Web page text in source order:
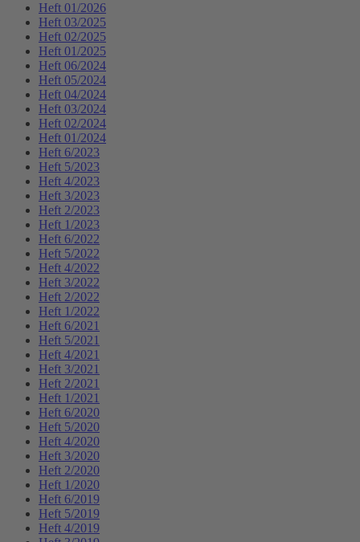
Heft 01/2026
Heft 03/2025
Heft 02/2025
Heft 01/2025
Heft 06/2024
Heft 05/2024
Heft 04/2024
Heft 03/2024
Heft 02/2024
Heft 01/2024
Heft 6/2023
Heft 5/2023
Heft 4/2023
Heft 3/2023
Heft 2/2023
Heft 1/2023
Heft 6/2022
Heft 5/2022
Heft 4/2022
Heft 3/2022
Heft 2/2022
Heft 1/2022
Heft 6/2021
Heft 5/2021
Heft 4/2021
Heft 3/2021
Heft 2/2021
Heft 1/2021
Heft 6/2020
Heft 5/2020
Heft 4/2020
Heft 3/2020
Heft 2/2020
Heft 1/2020
Heft 6/2019
Heft 5/2019
Heft 4/2019